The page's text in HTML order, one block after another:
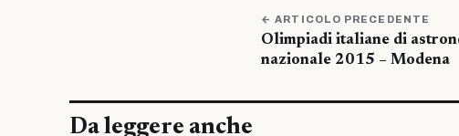
← ARTICOLO PRECEDENTE
Olimpiadi italiane di
nazionale 2015 – Modena
Da leggere anche